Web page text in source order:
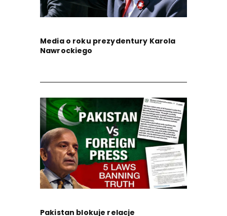
Media o roku prezydentury Karola
Nawrockiego
Pakistan blokuje relacje